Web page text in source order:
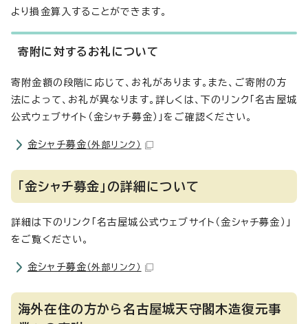
より損金算入することができます。
寄附に対するお礼について
寄附金額の段階に応じて、お礼があります。また、ご寄附の方
法によって、お礼が異なります。詳しくは、下のリンク「名古屋城
公式ウェブサイト（金シャチ募金）」をご確認ください。
金シャチ募金 （外部リンク）
「金シャチ募金」の詳細について
詳細は下のリンク「名古屋城公式ウェブサイト（金シャチ募金）」
をご覧ください。
金シャチ募金 （外部リンク）
海外在住の方から名古屋城天守閣木造復元事